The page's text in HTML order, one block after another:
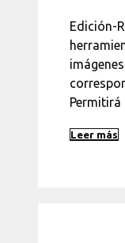
Edición-
Permitirá
Leer más